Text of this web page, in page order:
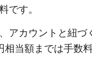
です。
アカウントと紐
相当額までは手数